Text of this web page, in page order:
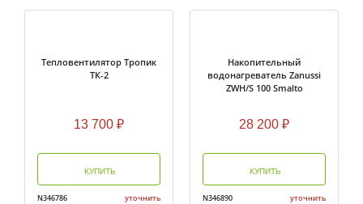
Тепловентилятор Тропик
ТК-2
13 700 ₽
КУПИТЬ
N346786 уточнить
Накопительный
водонагреватель Zanussi
ZWH/S 100 Smalto
28 200 ₽
КУПИТЬ
N346890 уточнить